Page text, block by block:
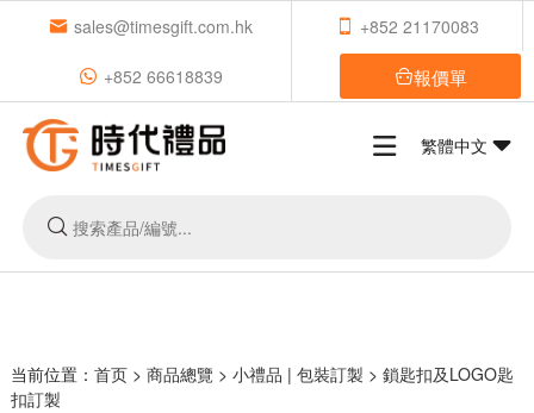
sales@timesgift.com.hk +852 21170083
+852 66618839 報價單
繁體中文
当前位置： 首页> 商品總覽 > 小禮品 | 包裝訂製 > 鎖匙扣及LOGO匙
扣訂製